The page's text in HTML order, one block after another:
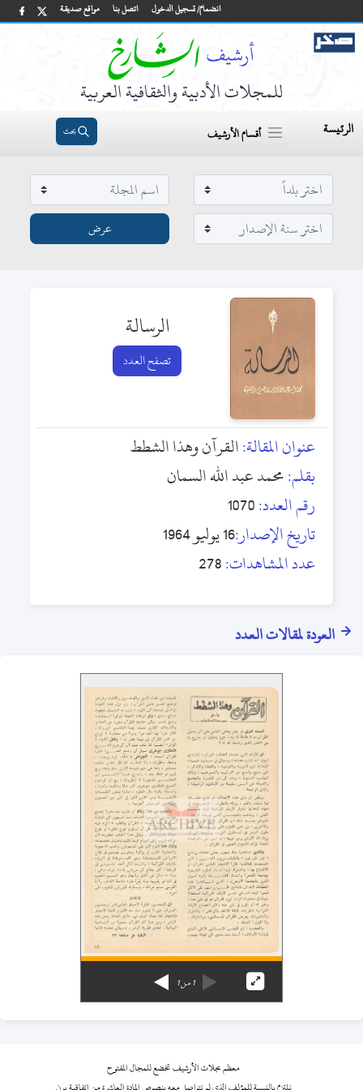
مواقع صديقة اتصل بنا انضمام/ تسجيل الدخول
للمجلات الأدبية والثقافية العربية
الرئيسة أقسام الأرشيف بحث
الرسالة
تصفح العدد
عنوان المقالة:القرآن وهذا الشطط
بقلم:محمد عبد الله السمان
رقم العدد:1070
تاريخ الإصدار:16 يوليو 1964
عدد المشاهدات:278
العودة لمقالات العدد
1من1
معظم مجلات الأرشيف تخضع للمجال المفتوح